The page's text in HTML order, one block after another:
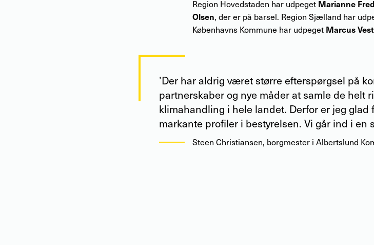
Region Hovedstaden har udpeget Marianne
Olsen, der er på barsel. Region Sjælland har
Københavns Kommune har udpeget Marcus
’Der har aldrig været større efterspørgsel på
partnerskaber og nye måder at samle de helt
klimahandling i hele landet. Derfor er jeg glad
markante profiler i bestyrelsen. Vi går ind i en
Steen Christiansen, borgmester i Albertslund